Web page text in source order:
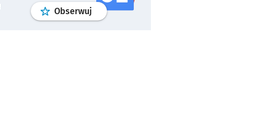
Obserwuj profilgoogle news